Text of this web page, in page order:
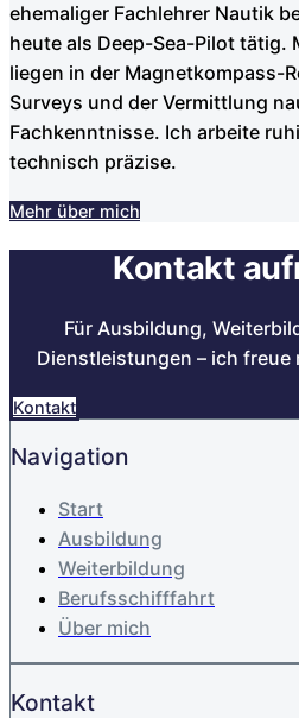
ehemaliger Fachlehrer Nautik
heute als Deep-Sea-Pilot tätig.
liegen in der Magnetkompass-
Surveys und der Vermittlung
Fachkenntnisse. Ich arbeite
technisch präzise.
Mehr über mich
Kontakt
Für Ausbildung,
Dienstleistungen – ich freue
Kontakt
Navigation
Start
Ausbildung
Weiterbildung
Berufsschifffahrt
Über mich
Kontakt